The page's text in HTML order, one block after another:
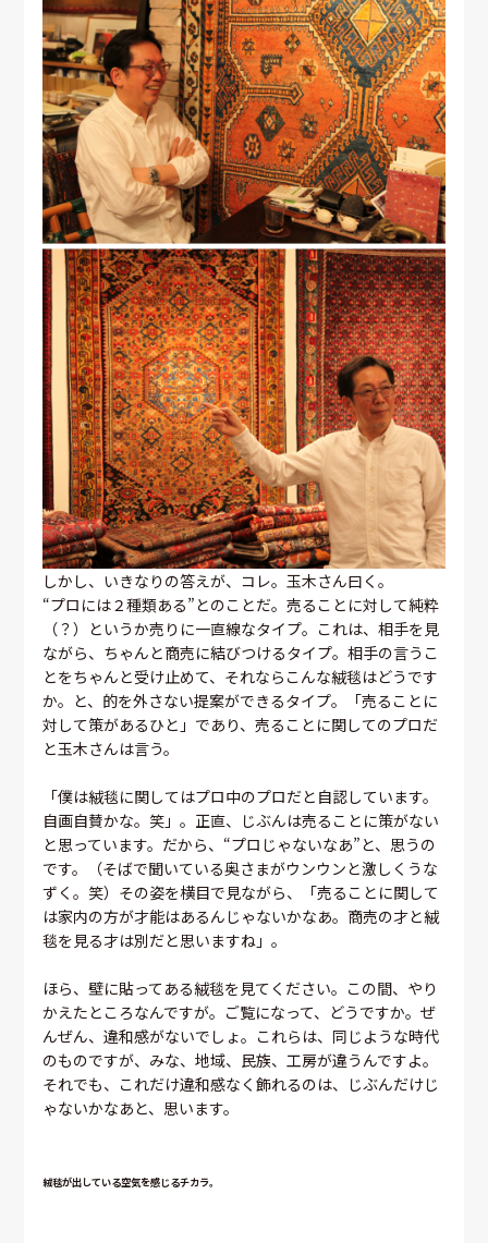
しかし、いきなりの答えが、コレ。玉木さん曰く。
“プロには２種類ある”とのことだ。売ることに対して純粋
（？）というか売りに一直線なタイプ。これは、相手を見
ながら、ちゃんと商売に結びつけるタイプ。相手の言うこ
とをちゃんと受け止めて、それならこんな絨毯はどうです
か。と、的を外さない提案ができるタイプ。「売ることに
対して策があるひと」であり、売ることに関してのプロだ
と玉木さんは言う。
「僕は絨毯に関してはプロ中のプロだと自認しています。
自画自賛かな。笑」。正直、じぶんは売ることに策がない
と思っています。だから、“プロじゃないなあ”と、思うの
です。（そばで聞いている奥さまがウンウンと激しくうな
ずく。笑）その姿を横目で見ながら、「売ることに関して
は家内の方が才能はあるんじゃないかなあ。商売の才と絨
毯を見る才は別だと思いますね」。
ほら、壁に貼ってある絨毯を見てください。この間、やり
かえたところなんですが。ご覧になって、どうですか。ぜ
んぜん、違和感がないでしょ。これらは、同じような時代
のものですが、みな、地域、民族、工房が違うんですよ。
それでも、これだけ違和感なく飾れるのは、じぶんだけじ
ゃないかなあと、思います。
絨毯が出している空気を感じるチカラ。